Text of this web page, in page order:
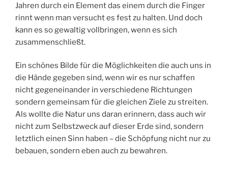
Jahren durch ein Element das einem durch die Finger
rinnt wenn man versucht es fest zu halten. Und doch
kann es so gewaltig vollbringen, wenn es sich
zusammenschließt.
Ein schönes Bilde für die Möglichkeiten die auch uns in
die Hände gegeben sind, wenn wir es nur schaffen
nicht gegeneinander in verschiedene Richtungen
sondern gemeinsam für die gleichen Ziele zu streiten.
Als wollte die Natur uns daran erinnern, dass auch wir
nicht zum Selbstzweck auf dieser Erde sind, sondern
letztlich einen Sinn haben – die Schöpfung nicht nur zu
bebauen, sondern eben auch zu bewahren.